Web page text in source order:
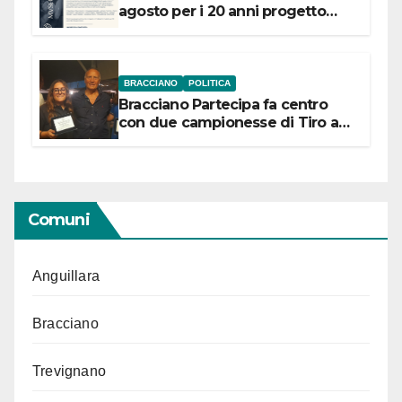
agosto per i 20 anni progetto
BRACCIANO POLITICA
Bracciano Partecipa fa centro
con due campionesse di Tiro a
Comuni
Anguillara
Bracciano
Trevignano